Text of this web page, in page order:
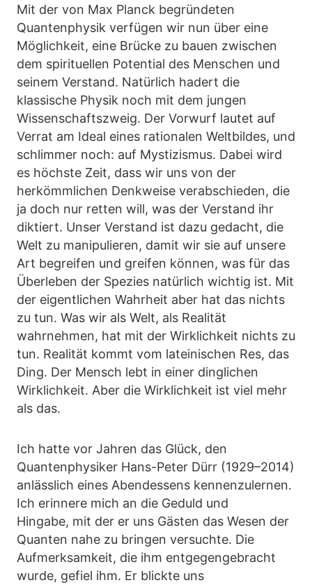
Mit der von Max Planck begründeten
Quantenphysik verfügen wir nun über eine
Möglichkeit, eine Brücke zu bauen zwischen
dem spirituellen Potential des Menschen und
seinem Verstand. Natürlich hadert die
klassische Physik noch mit dem jungen
Wissenschaftszweig. Der Vorwurf lautet auf
Verrat am Ideal eines rationalen Weltbildes, und
schlimmer noch: auf Mystizismus. Dabei wird
es höchste Zeit, dass wir uns von der
herkömmlichen Denkweise verabschieden, die
ja doch nur retten will, was der Verstand ihr
diktiert. Unser Verstand ist dazu gedacht, die
Welt zu manipulieren, damit wir sie auf unsere
Art begreifen und greifen können, was für das
Überleben der Spezies natürlich wichtig ist. Mit
der eigentlichen Wahrheit aber hat das nichts
zu tun. Was wir als Welt, als Realität
wahrnehmen, hat mit der Wirklichkeit nichts zu
tun. Realität kommt vom lateinischen Res, das
Ding. Der Mensch lebt in einer dinglichen
Wirklichkeit. Aber die Wirklichkeit ist viel mehr
als das.
Ich hatte vor Jahren das Glück, den
Quantenphysiker Hans-Peter Dürr (1929–2014)
anlässlich eines Abendessens kennenzulernen.
Ich erinnere mich an die Geduld und
Hingabe, mit der er uns Gästen das Wesen der
Quanten nahe zu bringen versuchte. Die
Aufmerksamkeit, die ihm entgegengebracht
wurde, gefiel ihm. Er blickte uns